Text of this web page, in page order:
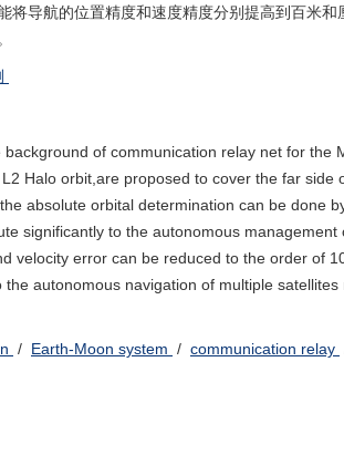
导航的位置精度和速度精度分别提高到百米和
of communication relay net for the
Halo orbit,are proposed to cover the far side
absolute orbital determination can be done
significantly to the autonomous management
velocity error can be reduced to the order of
autonomous navigation of multiple
/ Earth-Moon system / communication relay